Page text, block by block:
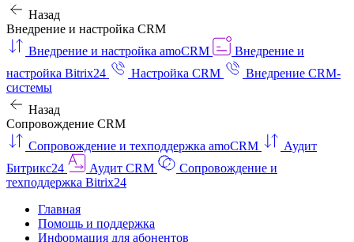
Назад
Внедрение и настройка CRM
Внедрение и настройка amoCRM
Внедрение и
настройка Bitrix24
Настройка CRM
Внедрение CRM-
системы
Назад
Сопровождение CRM
Сопровождение и техподдержка amoCRM
Аудит
Битрикс24
Аудит CRM
Сопровождение и
техподдержка Bitrix24
Главная
Помощь и поддержка
Информация для абонентов